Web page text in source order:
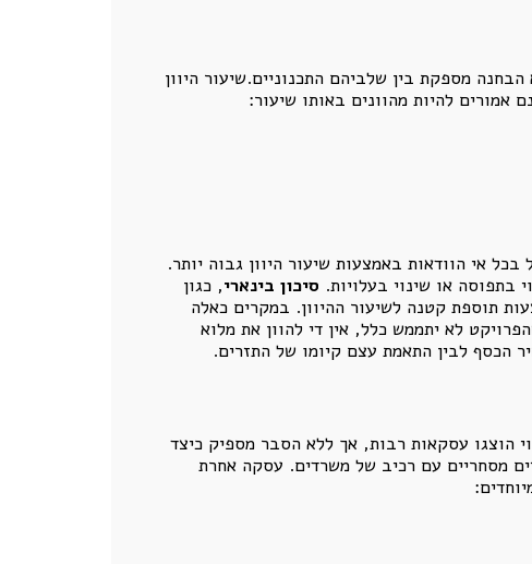
מספקת בין שלביהם התכנוניים.שיעור היוון
להיות מהוונים באותו שיעור:
אי הוודאות באמצעות שיעור היוון גבוה יותר.
בתפוסה או שינוי בעלויות. סיכון בינארי, כגון
תוספת קטנה לשיעור ההיוון. במקרים כאלה
לא יתממש כלל, אין די להוון את מלוא
הכסף לבין התאמת עצם קיומו של התזרים.
הוצגו עסקאות רבות, אך ללא הסבר מספיק כיצד
מסחריים עם רכיב של משרדים. עסקה אחרת